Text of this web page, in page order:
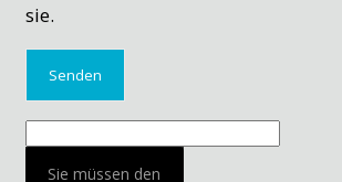
sie.
Sie müssen den